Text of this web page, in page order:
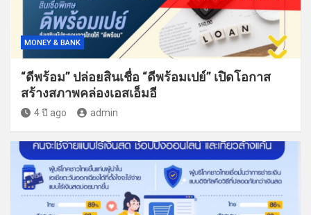
MONEY & BANK
“ดีพร้อม” ปล่อยสินเชื่อ “ดีพร้อมเปย์” เปิดโอกาส
สร้างสภาพคล่องเอสเอ็มอี
4 ปี ago admin